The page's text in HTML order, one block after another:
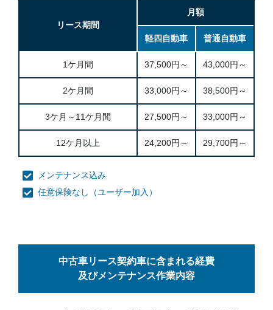
リース期間
月額
軽四自動車 普通自動車
1ケ月間 37,500円～ 43,000円～
2ケ月間 33,000円～ 38,500円～
3ケ月～11ケ月間 27,500円～ 33,000円～
12ケ月以上 24,200円～ 29,700円～
メンテナンス込み
任意保険なし（ユーザー加入）
中古車リース契約車に含まれる経費
及びメンテナンス作業内容